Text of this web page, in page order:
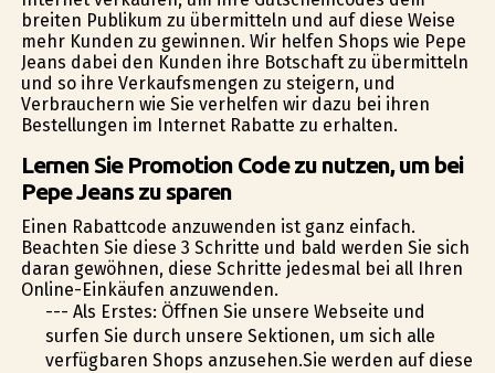
breiten Publikum zu übermitteln und auf diese Weise
mehr Kunden zu gewinnen. Wir helfen Shops wie Pepe
Jeans dabei den Kunden ihre Botschaft zu übermitteln
und so ihre Verkaufsmengen zu steigern, und
Verbrauchern wie Sie verhelfen wir dazu bei ihren
Bestellungen im Internet Rabatte zu erhalten.
Lernen Sie Promotion Code zu nutzen, um bei
Pepe Jeans zu sparen
Einen Rabattcode anzuwenden ist ganz einfach.
Beachten Sie diese 3 Schritte und bald werden Sie sich
daran gewöhnen, diese Schritte jedesmal bei all Ihren
Online-Einkäufen anzuwenden.
--- Als Erstes: Öffnen Sie unsere Webseite und
surfen Sie durch unsere Sektionen, um sich alle
verfügbaren Shops anzusehen.Sie werden auf diese